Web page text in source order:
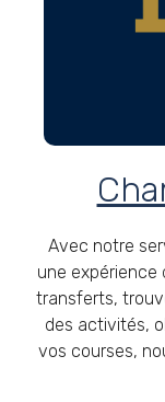
Avec notre
une expérience
transferts,
des activités,
vos courses,